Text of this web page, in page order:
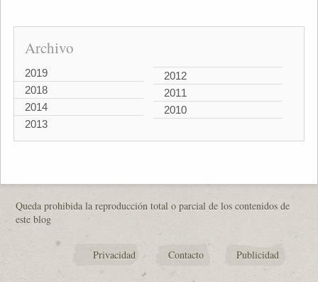
Archivo
2019
2018
2014
2013
2012
2011
2010
Queda prohibida la reproducción total o parcial de los contenidos de
este blog
Privacidad Contacto Publicidad